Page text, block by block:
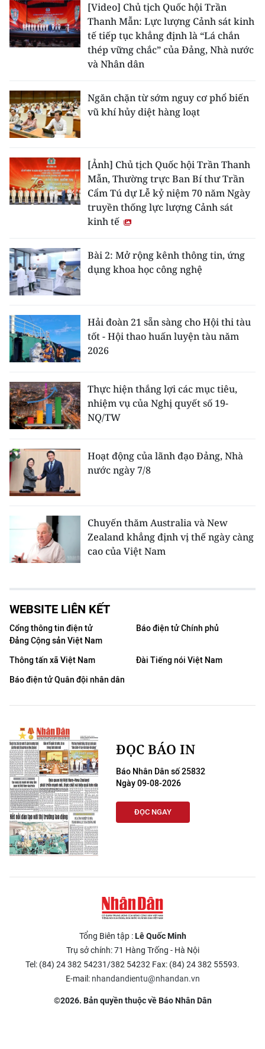
[Video] Chủ tịch Quốc hội Trần
Thanh Mẫn: Lực lượng Cảnh sát kinh
tế tiếp tục khẳng định là “Lá chắn
thép vững chắc” của Đảng, Nhà nước
và Nhân dân
Ngăn chặn từ sớm nguy cơ phổ biến
vũ khí hủy diệt hàng loạt
[Ảnh] Chủ tịch Quốc hội Trần Thanh
Mẫn, Thường trực Ban Bí thư Trần
Cẩm Tú dự Lễ kỷ niệm 70 năm Ngày
truyền thống lực lượng Cảnh sát
kinh tế
Bài 2: Mở rộng kênh thông tin, ứng
dụng khoa học công nghệ
Hải đoàn 21 sẵn sàng cho Hội thi tàu
tốt - Hội thao huấn luyện tàu năm
2026
Thực hiện thắng lợi các mục tiêu,
nhiệm vụ của Nghị quyết số 19-
NQ/TW
Hoạt động của lãnh đạo Đảng, Nhà
nước ngày 7/8
Chuyến thăm Australia và New
Zealand khẳng định vị thế ngày càng
cao của Việt Nam
WEBSITE LIÊN KẾT
Cổng thông tin điện tử
Đảng Cộng sản Việt Nam
Báo điện tử Chính phủ
Thông tấn xã Việt Nam
Đài Tiếng nói Việt Nam
Báo điện tử Quân đội nhân dân
ĐỌC BÁO IN
Báo Nhân Dân số 25832
Ngày 09-08-2026
ĐỌC NGAY
Tổng Biên tập :Lê Quốc Minh
Trụ sở chính: 71 Hàng Trống - Hà Nội
Tel: (84) 24 382 54231/382 54232 Fax: (84) 24 382 55593.
E-mail: nhandandientu@nhandan.vn
©2026. Bản quyền thuộc về Báo Nhân Dân